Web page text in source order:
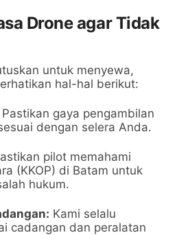
Drone agar Tidak
untuk menyewa,
hal-hal berikut:
Pastikan gaya pengambilan
dengan selera Anda.
pilot memahami
(KKOP) di Batam untuk
hukum.
Kami selalu
cadangan dan peralatan